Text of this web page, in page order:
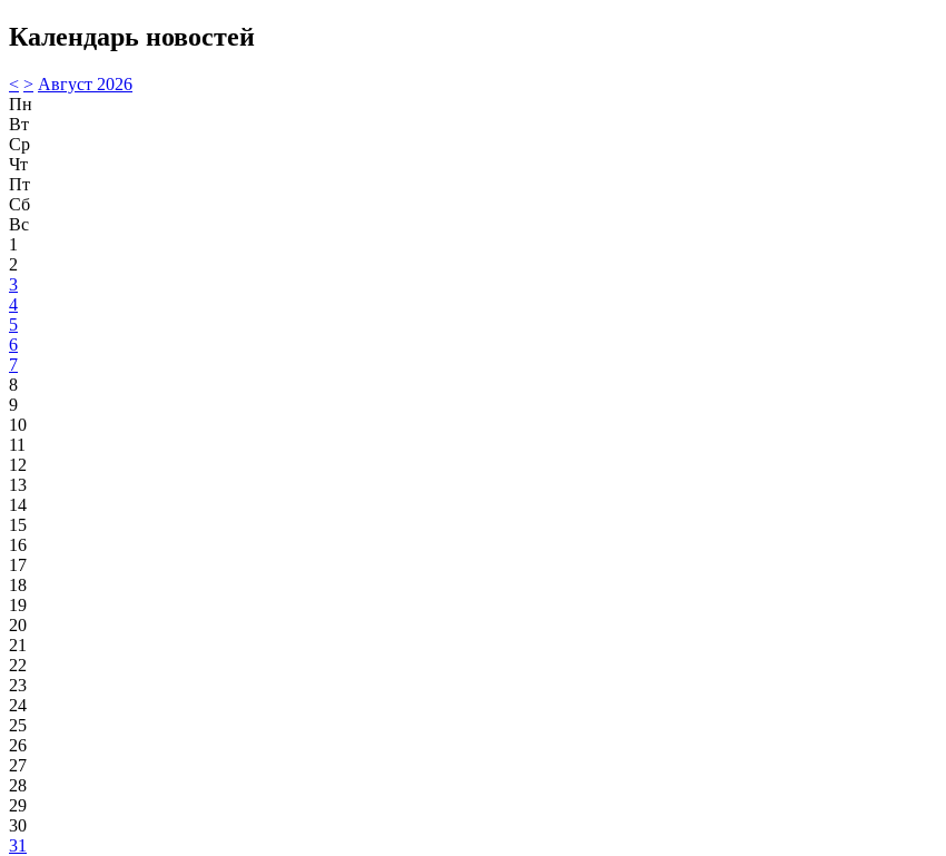
Календарь новостей
< > Август 2026
Пн
Вт
Ср
Чт
Пт
Сб
Вс
1
2
3
4
5
6
7
8
9
10
11
12
13
14
15
16
17
18
19
20
21
22
23
24
25
26
27
28
29
30
31